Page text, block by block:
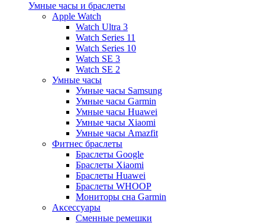
Умные часы и браслеты
Apple Watch
Watch Ultra 3
Watch Series 11
Watch Series 10
Watch SE 3
Watch SE 2
Умные часы
Умные часы Samsung
Умные часы Garmin
Умные часы Huawei
Умные часы Xiaomi
Умные часы Amazfit
Фитнес браслеты
Браслеты Google
Браслеты Xiaomi
Браслеты Huawei
Браслеты WHOOP
Мониторы сна Garmin
Аксессуары
Сменные ремешки